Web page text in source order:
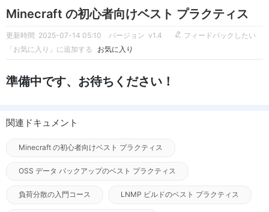
Minecraft の初心者向けベスト プラクティス
更新時間 2025-07-14 05:10 バージョン v1.4
フィードバックしたい
「お気に入り」に追加する
お気に入り
準備中です、お待ちください！
関連ドキュメント
Minecraft の初心者向けベスト プラクティス
OSS データ バックアップのベスト プラクティス
負荷分散の入門コース LNMP ビルドのベスト プラクティス